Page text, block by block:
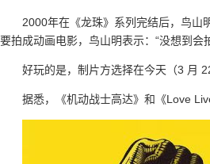
2000年在《龙珠》系列完结后，鸟山
要拍成动画电影，鸟山明表示：“没想到
好玩的是，制片方选择在今天（3 月
据悉，《机动战士高达》和《Love